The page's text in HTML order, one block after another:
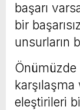
başarı
bir
unsurların
karşılaşma
eleştirileri